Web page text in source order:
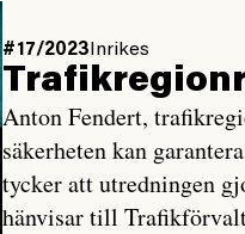
#17/2023 Inrikes
Anton Fendert,
säkerheten kan
tycker att utredningen
hänvisar till